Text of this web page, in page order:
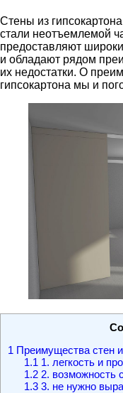
Стены из
стали неотъемлемой
предоставляют
и обладают рядом
их недостатки. О
гипсокартона мы и
1 Преимущества стен
1.1 1. легкость и
1.22. возможность
1.33. не нужно